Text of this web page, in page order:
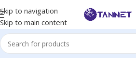
Skip to navigation
Skip to main content
Hem/Laptops/Business Laptop/